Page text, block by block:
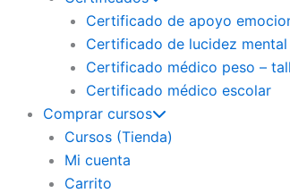
Certificado de apoyo
Certificado de lucidez mental
Certificado médico peso –
Certificado médico escolar
Comprar cursos
Cursos (Tienda)
Mi cuenta
Carrito